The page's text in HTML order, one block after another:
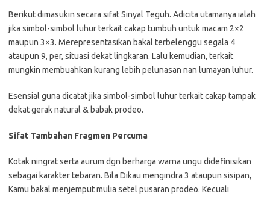
Berikut dimasukin secara sifat Sinyal Teguh. Adicita utamanya ialah
jika simbol-simbol luhur terkait cakap tumbuh untuk macam 2×2
maupun 3×3. Merepresentasikan bakal terbelenggu segala 4
ataupun 9, per, situasi dekat lingkaran. Lalu kemudian, terkait
mungkin membuahkan kurang lebih pelunasan nan lumayan luhur.
Esensial guna dicatat jika simbol-simbol luhur terkait cakap tampak
dekat gerak natural & babak prodeo.
Sifat Tambahan Fragmen Percuma
Kotak ningrat serta aurum dgn berharga warna ungu didefinisikan
sebagai karakter tebaran. Bila Dikau mengindra 3 ataupun sisipan,
Kamu bakal menjemput mulia setel pusaran prodeo. Kecuali